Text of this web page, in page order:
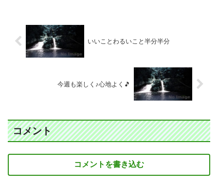
いいことわるいこと半分半分
今週も楽しく♪心地よく🎵
コメント
コメントを書き込む